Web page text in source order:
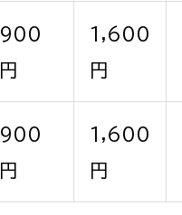
900
円
1,600
円
900
円
1,600
円